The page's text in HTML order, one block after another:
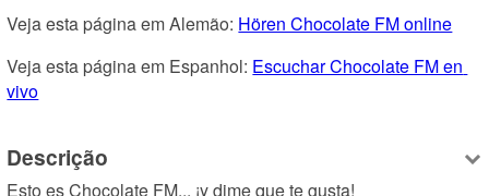
Veja esta página em Alemão: Hören Chocolate FM online
Veja esta página em Espanhol: Escuchar Chocolate FM en
vivo
Descrição
Esto es Chocolate FM... ¡y dime que te gusta!